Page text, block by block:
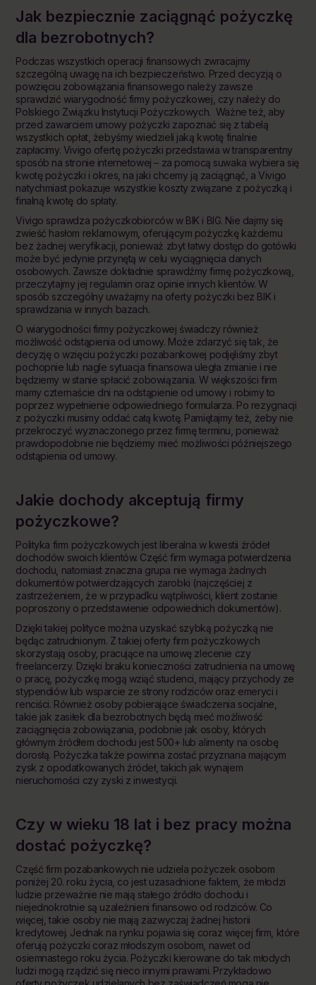
Jak bezpiecznie zaciągnąć pożyczkę
dla bezrobotnych?
Podczas wszystkich operacji finansowych zwracajmy
szczególną uwagę na ich bezpieczeństwo. Przed decyzją o
powzięciu zobowiązania finansowego należy zawsze
sprawdzić wiarygodność firmy pożyczkowej, czy należy do
Polskiego Związku Instytucji Pożyczkowych. Ważne też, aby
przed zawarciem umowy pożyczki zapoznać się z tabelą
wszystkich opłat, żebyśmy wiedzieli jaką kwotę finalnie
zapłacimy. Vivigo ofertę pożyczki przedstawia w transparentny
sposób na stronie internetowej – za pomocą suwaka wybiera się
kwotę pożyczki i okres, na jaki chcemy ją zaciągnąć, a Vivigo
natychmiast pokazuje wszystkie koszty związane z pożyczką i
finalną kwotę do spłaty.
Vivigo sprawdza pożyczkobiorców w BIK i BIG. Nie dajmy się
zwieść hasłom reklamowym, oferującym pożyczkę każdemu
bez żadnej weryfikacji, ponieważ zbyt łatwy dostęp do gotówki
może być jedynie przynętą w celu wyciągnięcia danych
osobowych. Zawsze dokładnie sprawdźmy firmę pożyczkową,
przeczytajmy jej regulamin oraz opinie innych klientów. W
sposób szczególny uważajmy na oferty pożyczki bez BIK i
sprawdzania w innych bazach.
O wiarygodności firmy pożyczkowej świadczy również
możliwość odstąpienia od umowy. Może zdarzyć się tak, że
decyzję o wzięciu pożyczki pozabankowej podjęliśmy zbyt
pochopnie lub nagle sytuacja finansowa uległa zmianie i nie
będziemy w stanie spłacić zobowiązania. W większości firm
mamy czternaście dni na odstąpienie od umowy i robimy to
poprzez wypełnienie odpowiedniego formularza. Po rezygnacji
z pożyczki musimy oddać całą kwotę. Pamiętajmy też, żeby nie
przekroczyć wyznaczonego przez firmę terminu, ponieważ
prawdopodobnie nie będziemy mieć możliwości późniejszego
odstąpienia od umowy.
Jakie dochody akceptują firmy
pożyczkowe?
Polityka firm pożyczkowych jest liberalna w kwestii źródeł
dochodów swoich klientów. Część firm wymaga potwierdzenia
dochodu, natomiast znaczna grupa nie wymaga żadnych
dokumentów potwierdzających zarobki (najczęściej z
zastrzeżeniem, że w przypadku wątpliwości, klient zostanie
poproszony o przedstawienie odpowiednich dokumentów).
Dzięki takiej polityce można uzyskać szybką pożyczką nie
będąc zatrudnionym. Z takiej oferty firm pożyczkowych
skorzystają osoby, pracujące na umowę zlecenie czy
freelancerzy. Dzięki braku konieczności zatrudnienia na umowę
o pracę, pożyczkę mogą wziąć studenci, mający przychody ze
stypendiów lub wsparcie ze strony rodziców oraz emeryci i
renciści. Również osoby pobierające świadczenia socjalne,
takie jak zasiłek dla bezrobotnych będą mieć możliwość
zaciągnięcia zobowiązania, podobnie jak osoby, których
głównym źródłem dochodu jest 500+ lub alimenty na osobę
dorosłą. Pożyczka także powinna zostać przyznana mającym
zysk z opodatkowanych źródeł, takich jak wynajem
nieruchomości czy zyski z inwestycji.
Czy w wieku 18 lat i bez pracy można
dostać pożyczkę?
Część firm pozabankowych nie udziela pożyczek osobom
poniżej 20. roku życia, co jest uzasadnione faktem, że młodzi
ludzie przeważnie nie mają stałego źródło dochodu i
niejednokrotnie są uzależnieni finansowo od rodziców. Co
więcej, takie osoby nie mają zazwyczaj żadnej historii
kredytowej. Jednak na rynku pojawia się coraz więcej firm, które
oferują pożyczki coraz młodszym osobom, nawet od
osiemnastego roku życia. Pożyczki kierowane do tak młodych
ludzi mogą rządzić się nieco innymi prawami. Przykładowo